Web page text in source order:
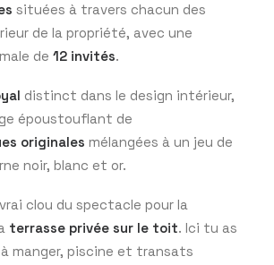
situées à travers chacun des
de la propriété, avec une
de 12 invités.
distinct dans le design intérieur,
époustouflant de
originales mélangées à un jeu de
noir, blanc et or.
clou du spectacle pour la
terrasse privée sur le toit. Ici tu as
manger, piscine et transats